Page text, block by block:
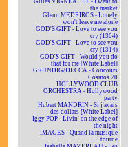
Gilles VIGNEAULT - I went to
the market
Glenn MEDEIROS - Lonely
won't leave me alone
GOD'S GIFT - Love to see you
cry (1304)
GOD'S GIFT - Love to see you
cry (1314)
GOD'S GIFT - Would you do
that for me [White Label]
GRUNDIG/DECCA - Concours
Cosmos 70
HOLLYWOOD CLUB
ORCHESTRA - Hollywood
party
Hubert MANDRIN - Si j'avais
des dollars [White Label]
Iggy POP - Livin' on the edge of
the night
IMAGES - Quand la musique
tourne